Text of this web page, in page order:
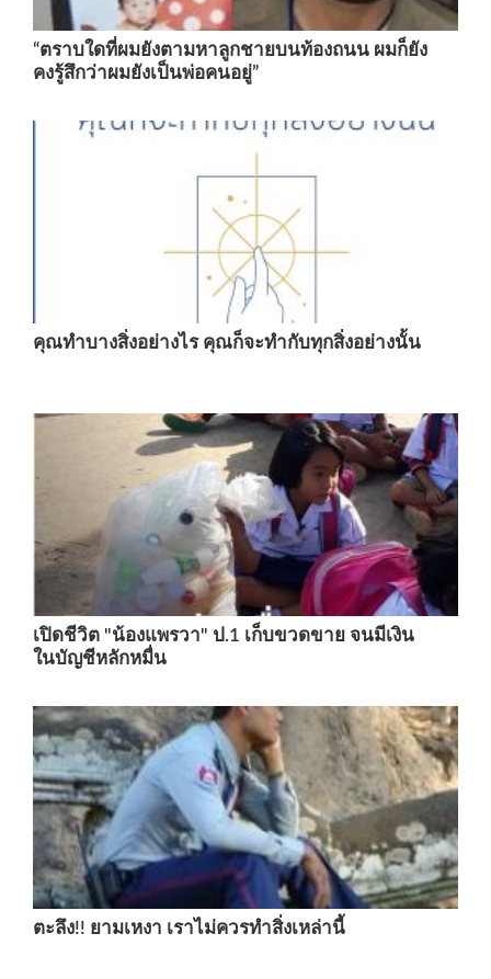
“ตราบใดที่ผมยังตามหาลูกชายบนท้องถนน ผมก็ยัง
คงรู้สึกว่าผมยังเป็นพ่อคนอยู่”
คุณทำบางสิ่งอย่างไร คุณก็จะทำกับทุกสิ่งอย่างนั้น
เปิดชีวิต "น้องแพรวา" ป.1 เก็บขวดขาย จนมีเงิน
ในบัญชีหลักหมื่น
ตะลึง!! ยามเหงา เราไม่ควรทำสิ่งเหล่านี้